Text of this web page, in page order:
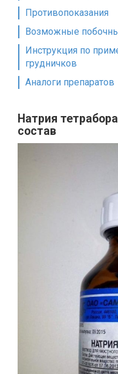
Противопоказания
Возможные
Инструкция по
грудничков
Аналоги препаратов
Натрия
состав